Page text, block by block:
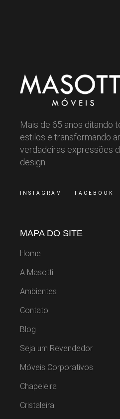
Mais de 65 anos ditando
estilos e transformando
verdadeiras expressões
design.
INSTAGRAM FACEBOOK
MAPA DO SITE
Home
A Masotti
Ambientes
Contato
Blog
Seja um Revendedor
Móveis Corporativos
Chapeleira
Cristaleira